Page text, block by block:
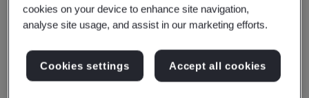
฿995 + ภาษีมูลค่าเพิ่ม
View dates and book now
cookies on your device to enhance site navigation,
analyse site usage, and assist in our marketing efforts.
Cookies settings Accept all cookies